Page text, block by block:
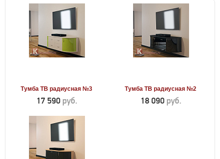
Тумба ТВ радиусная №3
17 590 руб.
Тумба ТВ радиусная №2
18 090 руб.